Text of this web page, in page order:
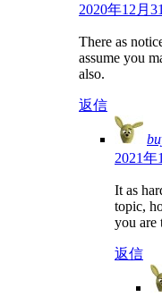
2020年12月
There as
assume you
also.
返信
2021年
It as
topic,
you are
返信